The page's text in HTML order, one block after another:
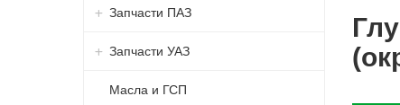
Запчасти ПАЗ
Запчасти УАЗ
Масла и ГСП